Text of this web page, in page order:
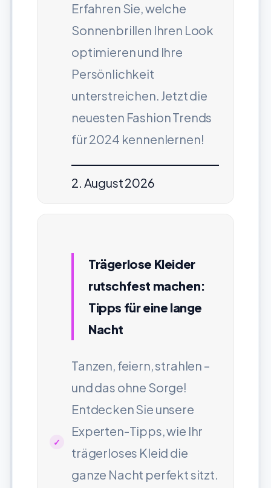
Erfahren Sie, welche
Sonnenbrillen Ihren Look
optimieren und Ihre
Persönlichkeit
unterstreichen. Jetzt die
neuesten Fashion Trends
für 2024 kennenlernen!
2. August 2026
Trägerlose Kleider
rutschfest machen:
Tipps für eine lange
Nacht
Tanzen, feiern, strahlen –
und das ohne Sorge!
Entdecken Sie unsere
Experten-Tipps, wie Ihr
trägerloses Kleid die
ganze Nacht perfekt sitzt.